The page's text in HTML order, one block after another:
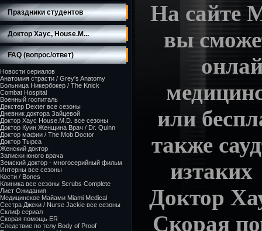
Праздники студентов
Доктор Хаус, House.M...
FAQ (вопрос/ответ)
Новости сериалов
Анатомия страсти / Grey's Anatomy
Больница Никербокер / The Knick
Combat Hospital
Военный госпиталь
Декстер Dexter все сезоны
Дневник доктора Зайцевой
Доктор Хаус House.M.D. все сезоны
Доктор Куин Женщина Врач / Dr. Quinn
Доктор мафии / The Mob Doctor
Доктор Тырса
Женский доктор
Записки юного врача
Земский доктор - многосерийный фильм
Интерны все сезоны
Кости / Bones
Клиника все сезоны Scrubs Complete
Лист Ожидания
Медицинское Майами Miami Medical
Сестра Джеки / Nurse Jackie все сезоны
Склиф сериал
Скорая помощь ER
Следствие по телу Body of Proof
На сайте
вы
или
также
из
Доктор
Скорая